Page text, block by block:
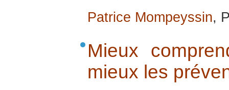
Patrice Mompeyssin,
Mieux
mieux les